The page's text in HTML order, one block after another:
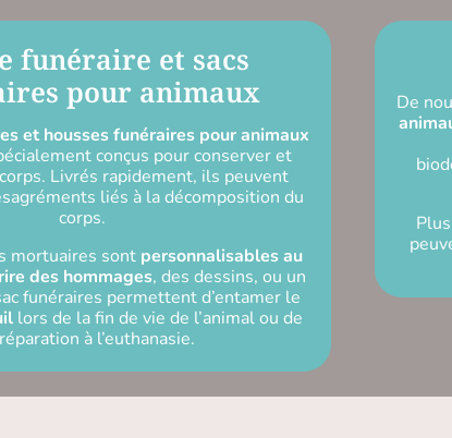
funéraire et sacs
pour animaux
et housses funéraires pour animaux
conçus pour conserver et
Livrés rapidement, ils peuvent
liés à la décomposition du
corps.
mortuaires sont personnalisables au
des hommages, des dessins, ou un
funéraires permettent d’entamer le
lors de la fin de vie de l’animal ou de
à l’euthanasie.
De